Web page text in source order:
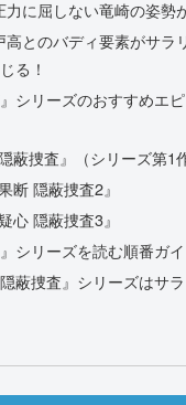
に屈しない竜崎の姿勢
高とのバディ要素がサラ
る！
シリーズのおすすめエ
蔽捜査』（シリーズ第1
断 隠蔽捜査2』
心 隠蔽捜査3』
シリーズを読む順番ガ
蔽捜査』シリーズはサ